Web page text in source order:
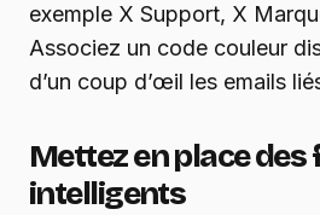
exemple X Support, X
Associez un code couleur
d’un coup d’œil les emails
Mettez en place des
intelligents